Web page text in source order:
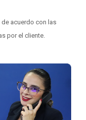
acuerdo con las
por el cliente.